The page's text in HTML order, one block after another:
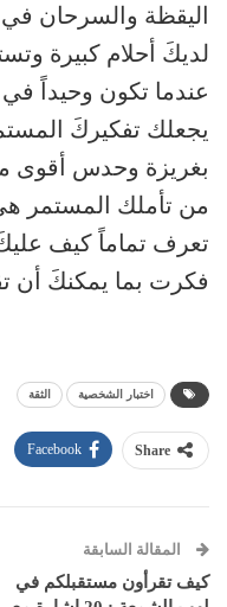
اليقظة والسرحان
لديكَ أحلام كبيرة
عندما تكون وحيداً
يجعلك تفكيركَ
بغريزة وحدس أقوى
من تأملك المستمر
تعرف تماماً كيف
فكرت بما يمكنكَ أن
اختبار الشخصية الثقة
Share
Facebook
المقالة السابقة
كيف تقرأون مستقبلكم في